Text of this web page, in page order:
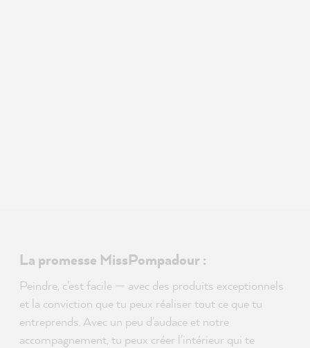
La promesse MissPompadour :
Peindre, c'est facile — avec des produits exceptionnels
et la conviction que tu peux réaliser tout ce que tu
entreprends. Avec un peu d'audace et notre
accompagnement, tu peux créer l'intérieur qui te